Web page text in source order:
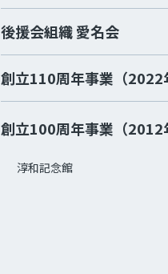
後援会組織 愛名会
創立110周年事業（2022
創立100周年事業（2012
淳和記念館